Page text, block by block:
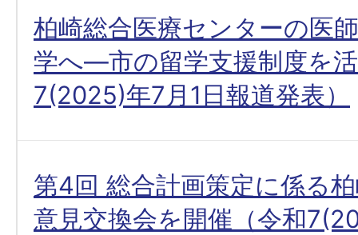
柏崎総合医療センターの医
学へ―市の留学支援制度を
7(2025)年7月1日報道発表）
第4回 総合計画策定に係る
意見交換会を開催（令和